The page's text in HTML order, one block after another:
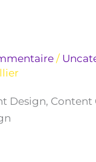
/
Design, Content